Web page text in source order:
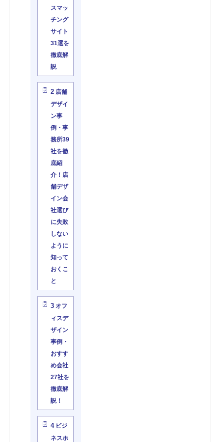
スマッ
チング
サイト
31選を
徹底解
説
2店舗
デザイ
ン事
例・事
務所39
社を徹
底紹
介！店
舗デザ
イン会
社選び
に失敗
しない
ように
知って
おくこ
と
3オフ
ィスデ
ザイン
事例・
おすす
め会社
27社を
徹底解
説！
4ビジ
ネスホ